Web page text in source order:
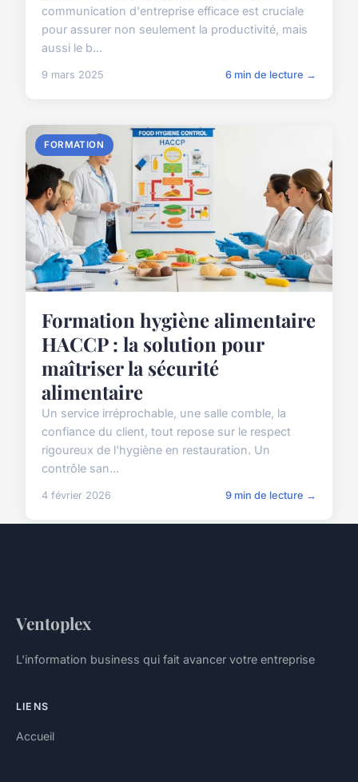
communication d'entreprise efficace est cruciale
pour assurer non seulement la productivité, mais
aussi le b...
9 mars 2025 6 min de lecture →
FORMATION
Formation hygiène alimentaire
HACCP : la solution pour
maîtriser la sécurité
alimentaire
Un service irréprochable, une salle comble, la
confiance du client, tout repose sur le respect
rigoureux de l'hygiène en restauration. Un
contrôle san...
4 février 2026 9 min de lecture →
Ventoplex
L'information business qui fait avancer votre entreprise
LIENS
Accueil